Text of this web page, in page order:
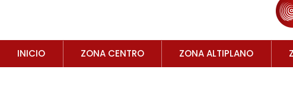
INICIO ZONA CENTRO ZONA ALTIPLANO